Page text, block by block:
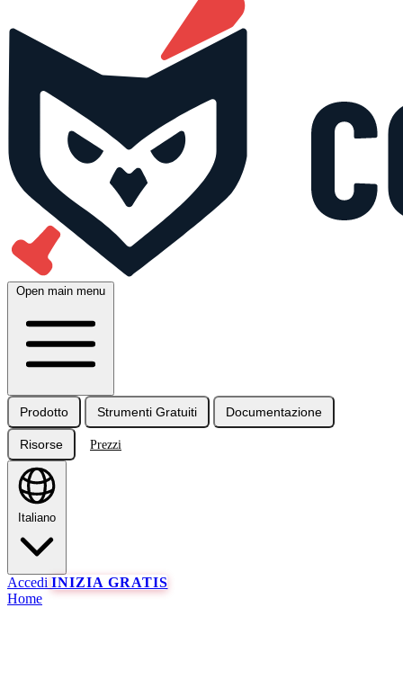
Open main menu
Prodotto Strumenti Gratuiti Documentazione
Risorse Prezzi
Italiano
Accedi INIZIA GRATIS
Home